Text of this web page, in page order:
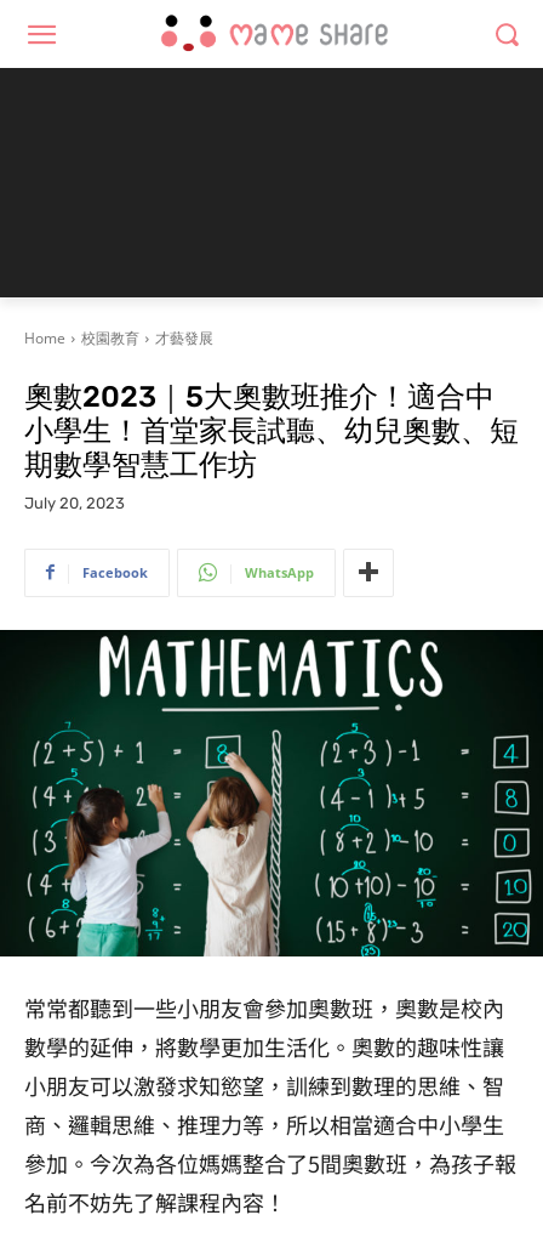
Home 校園教育 才藝發展
奧數2023｜5大奧數班推介！適合中
小學生！首堂家長試聽、幼兒奧數、短
期數學智慧工作坊
July 20, 2023
Facebook WhatsApp
常常都聽到一些小朋友會參加奧數班，奧數是校內
數學的延伸，將數學更加生活化。奧數的趣味性讓
小朋友可以激發求知慾望，訓練到數理的思維、智
商、邏輯思維、推理力等，所以相當適合中小學生
參加。今次為各位媽媽整合了5間奧數班，為孩子報
名前不妨先了解課程內容！